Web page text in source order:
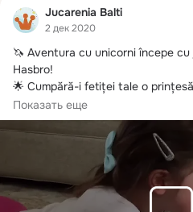
Jucarenia Balti
2 дек 2020
🦄 Aventura cu unicorni începe
Hasbro!
🌟 Cumpără-i fetiței tale o
împărtășește dragostea cu cei din
Показать еще